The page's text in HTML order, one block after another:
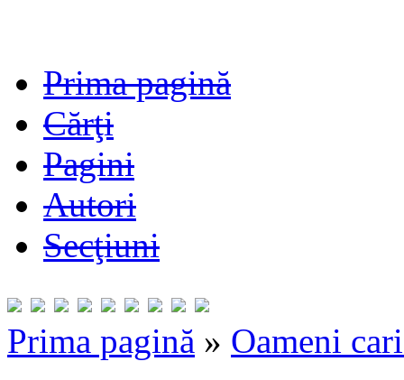
Prima pagină
Cărţi
Pagini
Autori
Secţiuni
Prima pagină » Oameni